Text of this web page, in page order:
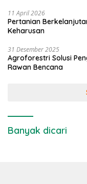
11 April 2026
Pertanian
Keharusan
31 Desember 2025
Agroforestri Solusi
Rawan Bencana
Banyak dicari